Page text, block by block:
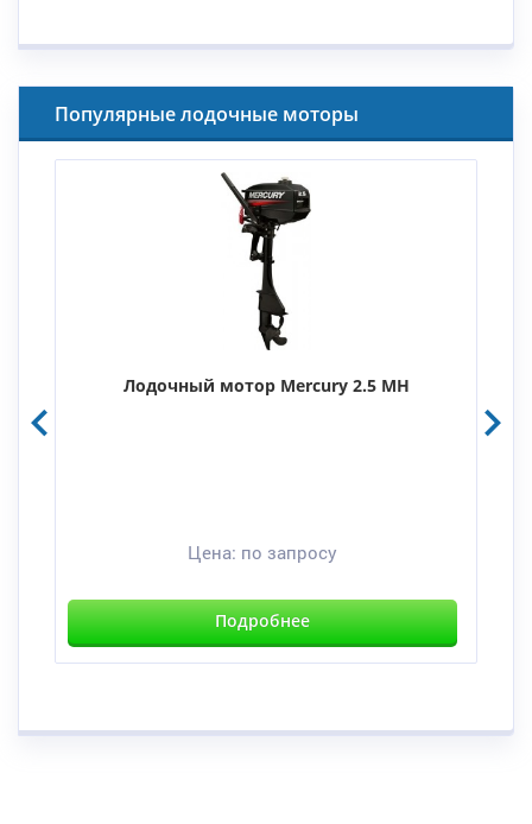
Популярные лодочные моторы
Лодочный мотор Mercury 2.5 MH
Цена: по запросу
Подробнее